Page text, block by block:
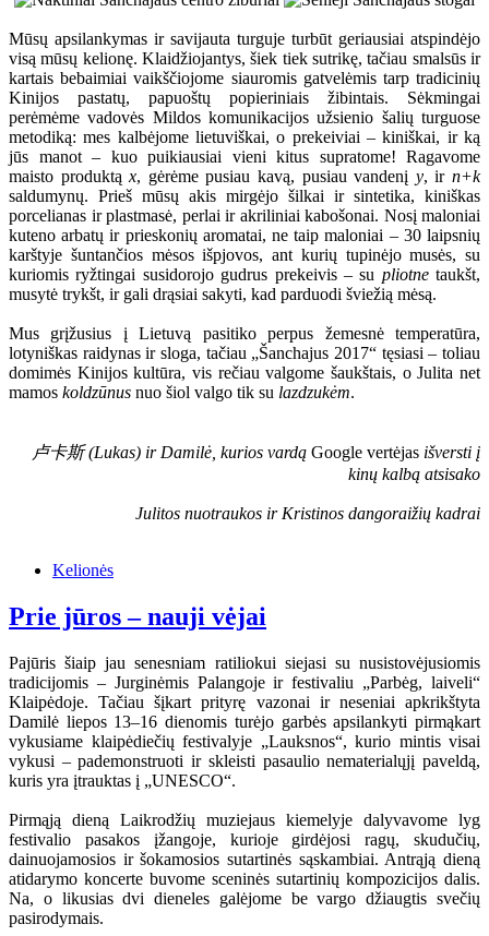
Mūsų apsilankymas ir savijauta turguje turbūt geriausiai atspindėjo
visą mūsų kelionę. Klaidžiojantys, šiek tiek sutrikę, tačiau smalsūs ir
kartais bebaimiai vaikščiojome siauromis gatvelėmis tarp tradicinių
Kinijos pastatų, papuoštų popieriniais žibintais. Sėkmingai
perėmėme vadovės Mildos komunikacijos užsienio šalių turguose
metodiką: mes kalbėjome lietuviškai, o prekeiviai – kiniškai, ir ką
jūs manot – kuo puikiausiai vieni kitus supratome! Ragavome
maisto produktąx, gėrėme pusiau kavą, pusiau vandenį y, irn+k
saldumynų. Prieš mūsų akis mirgėjo šilkai ir sintetika, kiniškas
porcelianas ir plastmasė, perlai ir akriliniai kabošonai. Nosį maloniai
kuteno arbatų ir prieskonių aromatai, ne taip maloniai – 30 laipsnių
karštyje šuntančios mėsos išpjovos, ant kurių tupinėjo musės, su
kuriomis ryžtingai susidorojo gudrus prekeivis – su pliotnetaukšt,
musytė trykšt, ir gali drąsiai sakyti, kad parduodi šviežią mėsą.
Mus grįžusius į Lietuvą pasitiko perpus žemesnė temperatūra,
lotyniškas raidynas ir sloga, tačiau „Šanchajus 2017“ tęsiasi – toliau
domimės Kinijos kultūra, vis rečiau valgome šaukštais, o Julita net
mamos koldzūnus nuo šiol valgo tik su lazdzukėm.
卢卡斯 (Lukas) ir Damilė, kurios vardą Google vertėjas išversti į
kinų kalbą atsisako
Julitos nuotraukos ir Kristinos dangoraižių kadrai
Kelionės
Prie jūros – nauji vėjai
Pajūris šiaip jau senesniam ratiliokui siejasi su nusistovėjusiomis
tradicijomis – Jurginėmis Palangoje ir festivaliu „Parbėg, laiveli“
Klaipėdoje. Tačiau šįkart prityrę vazonai ir neseniai apkrikštyta
Damilė liepos 13–16 dienomis turėjo garbės apsilankyti pirmąkart
vykusiame klaipėdiečių festivalyje „Lauksnos“, kurio mintis visai
vykusi – pademonstruoti ir skleisti pasaulio nematerialųjį paveldą,
kuris yra įtrauktas į „UNESCO“.
Pirmąją dieną Laikrodžių muziejaus kiemelyje dalyvavome lyg
festivalio pasakos įžangoje, kurioje girdėjosi ragų, skudučių,
dainuojamosios ir šokamosios sutartinės sąskambiai. Antrąją dieną
atidarymo koncerte buvome sceninės sutartinių kompozicijos dalis.
Na, o likusias dvi dieneles galėjome be vargo džiaugtis svečių
pasirodymais.